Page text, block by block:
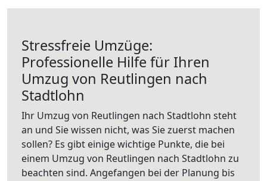
Stressfreie Umzüge:
Professionelle Hilfe für Ihren
Umzug von Reutlingen nach
Stadtlohn
Ihr Umzug von Reutlingen nach Stadtlohn steht
an und Sie wissen nicht, was Sie zuerst machen
sollen? Es gibt einige wichtige Punkte, die bei
einem Umzug von Reutlingen nach Stadtlohn zu
beachten sind. Angefangen bei der Planung bis